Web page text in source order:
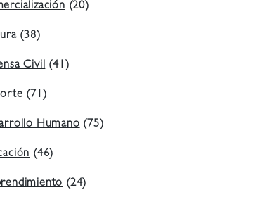
(20)
(38)
Civil(41)
(71)
Humano(75)
(46)
(24)